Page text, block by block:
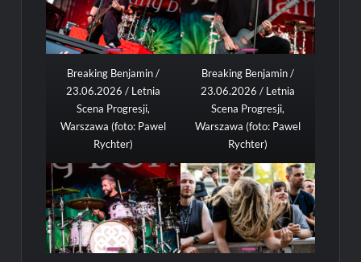
Breaking Benjamin /
23.06.2026 / Letnia
Scena Progresji,
Warszawa (foto: Pawel
Rychter)
Breaking Benjamin /
23.06.2026 / Letnia
Scena Progresji,
Warszawa (foto: Pawel
Rychter)